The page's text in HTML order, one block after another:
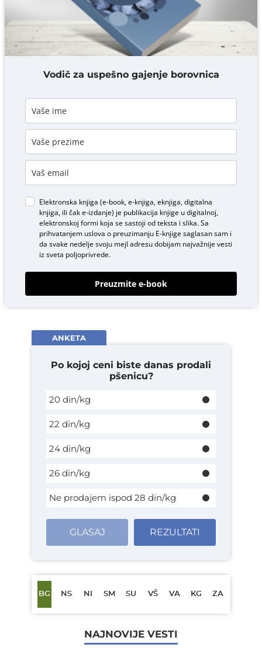
DODAJ KOMENTAR
Vodič za uspešno gajenje borovnica
Elektronska knjiga (e-book, e-knjiga, eknjiga, digitalna
knjiga, ili čak e-izdanje) je publikacija knjige u digitalnoj,
elektronskoj formi koja se sastoji od teksta i slika. Sa
prihvatanjem uslova o preuzimanju E-knjigesaglasan sam i
da svake nedelje svoju mejl adresu dobijam najvažnije vesti
iz sveta poljoprivrede.
Preuzmite e-book
ANKETA
Po kojoj ceni biste danas prodali
pšenicu?
20 din/kg
22 din/kg
24 din/kg
26 din/kg
Ne prodajem ispod 28 din/kg
GLASAJ REZULTATI
BG NS NI SM SU VŠ VA KG ZA
NAJNOVIJE VESTI